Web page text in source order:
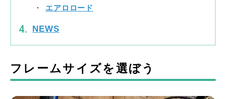
エアロロード
NEWS
フレームサイズを選ぼう